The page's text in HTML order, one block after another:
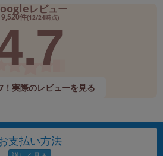
レビュー
9,520件(12/24時点)
！実際のレビューを見る
支払い方法